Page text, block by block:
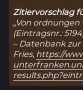
Zitiervorschlag
„Von
(Eintragsnr.:
– Datenbank
Fries, https://